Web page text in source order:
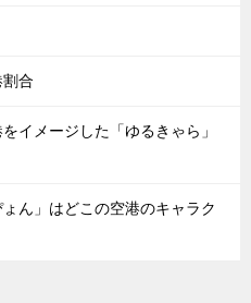
合
イメージした「ゆるきゃら」
ん」はどこの空港のキャラク